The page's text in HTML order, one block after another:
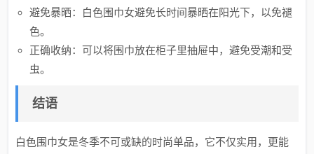
避免暴晒：白色围巾女避免长时间暴晒在阳光下，以免褪
色。
正确收纳：可以将围巾放在柜子里抽屉中，避免受潮和受
虫。
结语
白色围巾女是冬季不可或缺的时尚单品，它不仅实用，更能